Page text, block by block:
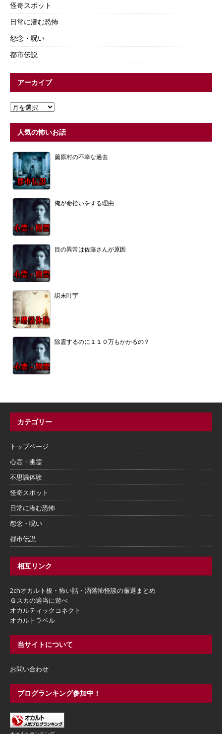
怪奇スポット
日常に潜む恐怖
怨念・呪い
都市伝説
アーカイブ
人気の怖いお話
薗原村の不幸な過去
俺が命拾いをする理由
目の異常は佐藤さんが原因
詛末叶宇
除霊するのに１１０万もかかるの？
カテゴリー
トップページ
心霊・幽霊
不思議体験
怪奇スポット
日常に潜む恐怖
怨念・呪い
都市伝説
相互リンク
2chオカルト板・怖い話・洒落怖怪談の厳選まとめ
Ｇスカの適当に遊べ
オカルティックコネクト
オカルトラベル
当サイトについて
お問い合わせ
ブログランキング参加中！